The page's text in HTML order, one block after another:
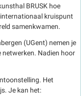
BRUSK hoe
kruispunt
samenkwamen.
(UGent) nemen je
netwerken. Nadien hoor
Het
Je kan het: